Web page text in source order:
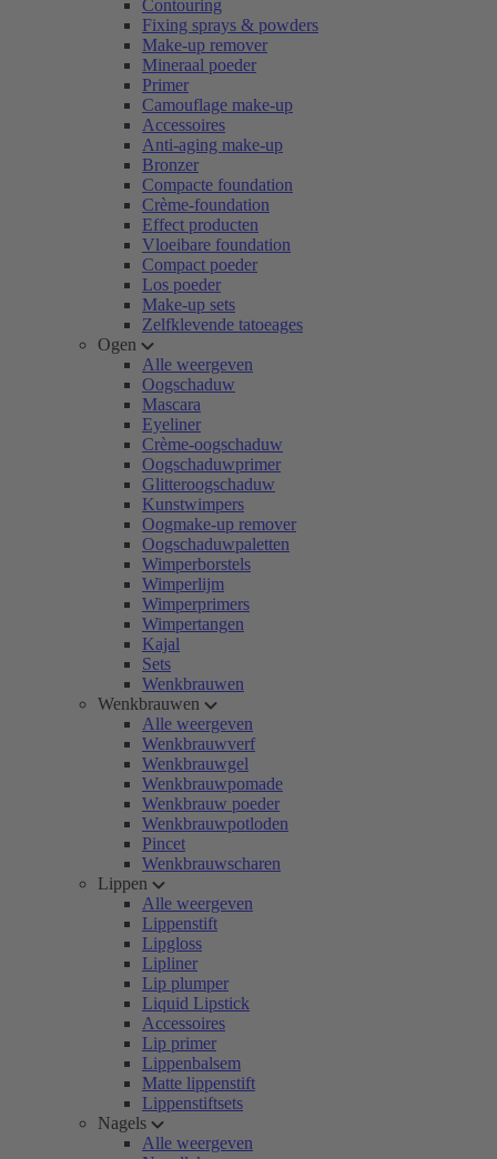
Contouring
Fixing sprays & powders
Make-up remover
Mineraal poeder
Primer
Camouflage make-up
Accessoires
Anti-aging make-up
Bronzer
Compacte foundation
Crème-foundation
Effect producten
Vloeibare foundation
Compact poeder
Los poeder
Make-up sets
Zelfklevende tatoeages
Ogen
Alle weergeven
Oogschaduw
Mascara
Eyeliner
Crème-oogschaduw
Oogschaduwprimer
Glitteroogschaduw
Kunstwimpers
Oogmake-up remover
Oogschaduwpaletten
Wimperborstels
Wimperlijm
Wimperprimers
Wimpertangen
Kajal
Sets
Wenkbrauwen
Wenkbrauwen
Alle weergeven
Wenkbrauwverf
Wenkbrauwgel
Wenkbrauwpomade
Wenkbrauw poeder
Wenkbrauwpotloden
Pincet
Wenkbrauwscharen
Lippen
Alle weergeven
Lippenstift
Lipgloss
Lipliner
Lip plumper
Liquid Lipstick
Accessoires
Lip primer
Lippenbalsem
Matte lippenstift
Lippenstiftsets
Nagels
Alle weergeven